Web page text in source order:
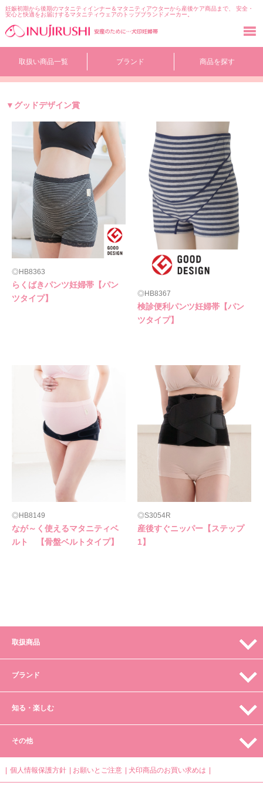
妊娠初期から後期のマタニティインナー＆マタニティアウターから産後ケア商品まで、 安全・
安心と快適をお届けするマタニティウェアのトップブランドメーカー。
テ
取扱い商品一覧 ブランド 商品を探す
グッドデザイン賞
HB8363
らくばきパンツ妊婦帯【パン
ツタイプ】
HB8367
検診便利パンツ妊婦帯【パン
ツタイプ】
HB8149
なが～く使えるマタニティベ
ルト 【骨盤ベルトタイプ】
S3054R
産後すぐニッパー【ステップ
1】
取扱商品
ブランド
知る・楽しむ
その他
個人情報保護方針 お願いとご注意 犬印商品のお買い求めは